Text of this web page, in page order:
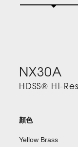
NX30A
HDSS® Hi-
顏色
Yellow Brass